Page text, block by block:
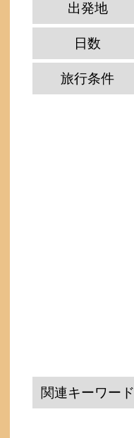
出発地
日数
旅行条件
関連キーワード